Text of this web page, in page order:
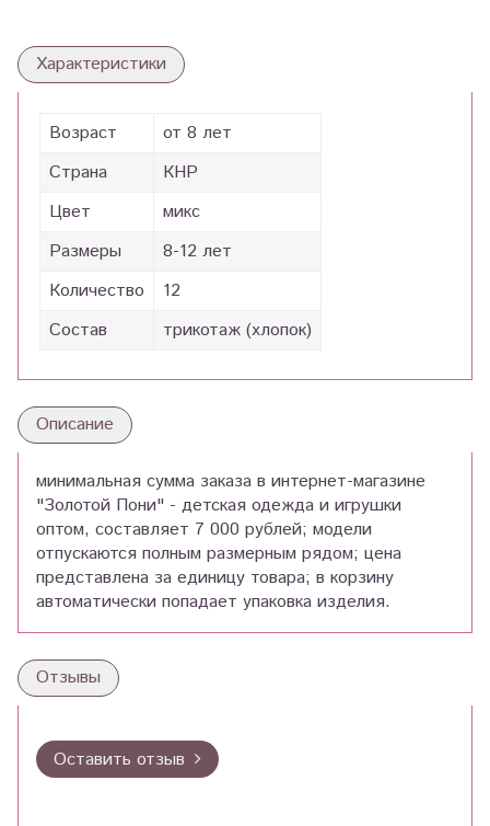
Характеристики
Возраст
от 8 лет
Страна
КНР
Цвет
микс
Размеры
8-12 лет
Количество
12
Состав
трикотаж (хлопок)
Описание
минимальная сумма заказа в интернет-магазине
"Золотой Пони" - детская одежда и игрушки
оптом, составляет 7 000 рублей; модели
отпускаются полным размерным рядом; цена
представлена за единицу товара; в корзину
автоматически попадает упаковка изделия.
Отзывы
Оставить отзыв